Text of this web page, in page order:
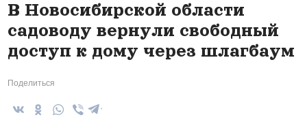
В Новосибирской области
садоводу вернули свободный
доступ к дому через шлагбаум
Поделиться